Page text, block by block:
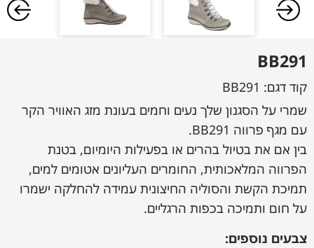
BB291
קוד דגם: BB291
שמרי על הסגנון שלך נעים וחמים בעונת מזג האוויר הקר
עם מגף פרווה BB291.
בין אם את בטיול בהרים או בפעילות היומיום, בטנת
הפרווה המלאכותית, החומרים העליונים אטומים למים,
תמיכת הקשת והסוליה החיצונית עמידה להחלקה ישמרו
על חום ותמיכה בכפות הרגליים.
צבעים נוספים: